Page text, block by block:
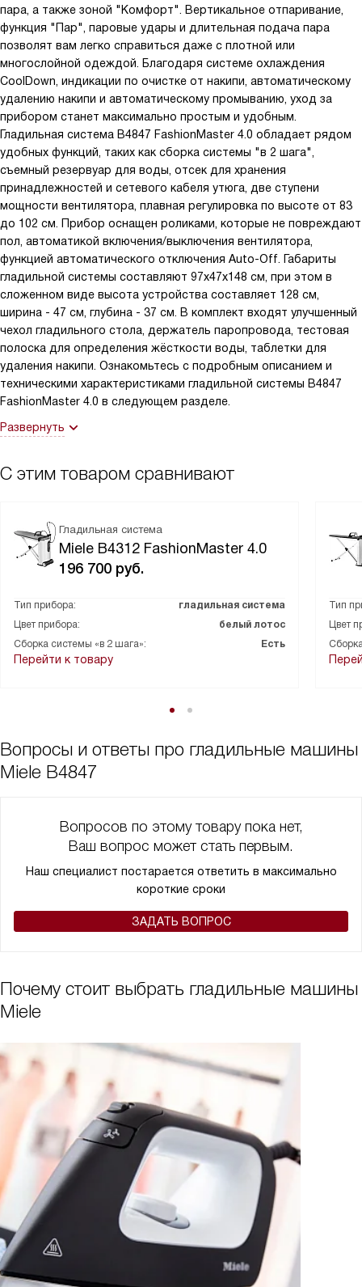
пара, а также зоной "Комфорт". Вертикальное отпаривание,
функция "Пар", паровые удары и длительная подача пара
позволят вам легко справиться даже с плотной или
многослойной одеждой. Благодаря системе охлаждения
CoolDown, индикации по очистке от накипи, автоматическому
удалению накипи и автоматическому промыванию, уход за
прибором станет максимально простым и удобным.
Гладильная система B4847 FashionMaster 4.0 обладает рядом
удобных функций, таких как сборка системы "в 2 шага",
съемный резервуар для воды, отсек для хранения
принадлежностей и сетевого кабеля утюга, две ступени
мощности вентилятора, плавная регулировка по высоте от 83
до 102 см. Прибор оснащен роликами, которые не повреждают
пол, автоматикой включения/выключения вентилятора,
функцией автоматического отключения Auto-Off. Габариты
гладильной системы составляют 97x47x148 см, при этом в
сложенном виде высота устройства составляет 128 см,
ширина - 47 см, глубина - 37 см. В комплект входят улучшенный
чехол гладильного стола, держатель паропровода, тестовая
полоска для определения жёсткости воды, таблетки для
удаления накипи. Ознакомьтесь с подробным описанием и
техническими характеристиками гладильной системы B4847
FashionMaster 4.0 в следующем разделе.
Развернуть
С этим товаром сравнивают
Гладильная система
Miele B4312 FashionMaster 4.0
196 700 руб.
Тип прибора:
гладильная система
Цвет прибора:
белый лотос
Сборка системы «в 2 шага»:
Есть
Перейти к товару
Тип
Цвет
Вопросы и ответы про гладильные машины
Miele B4847
Вопросов по этому товару пока нет,
Ваш вопрос может стать первым.
Наш специалист постарается ответить в максимально
короткие сроки
ЗАДАТЬ ВОПРОС
Почему стоит выбрать гладильные машины
Miele